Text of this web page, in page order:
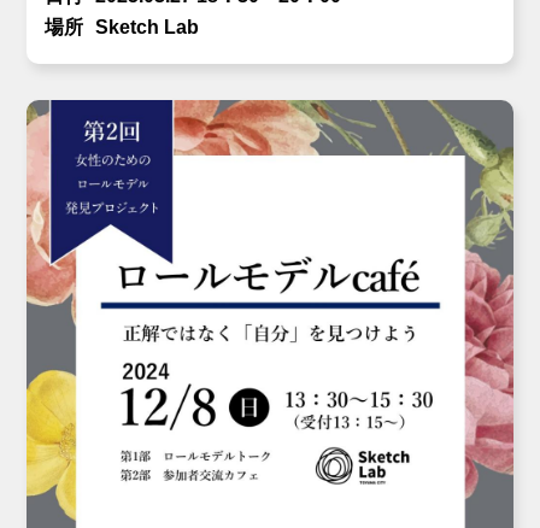
場所
Sketch Lab